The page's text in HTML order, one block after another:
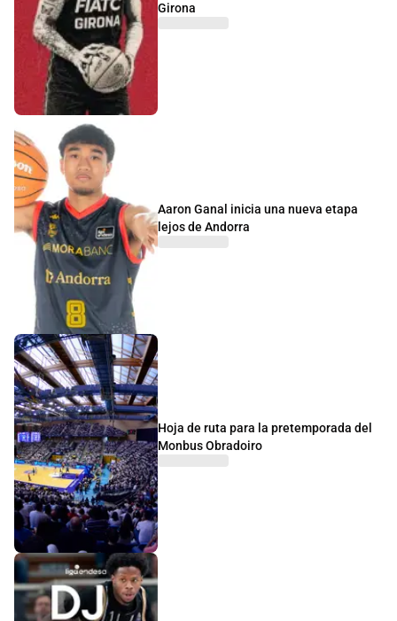
Girona
Aaron Ganal inicia una nueva etapa
lejos de Andorra
Hoja de ruta para la pretemporada del
Monbus Obradoiro